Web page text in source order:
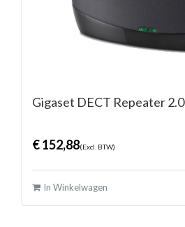
Gigaset DECT Repeater 2.0
€152,88(Excl. BTW)
In Winkelwagen